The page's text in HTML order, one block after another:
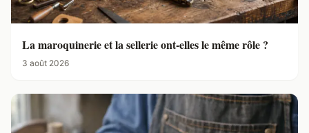
La maroquinerie et la sellerie ont-elles le même rôle ?
3 août 2026